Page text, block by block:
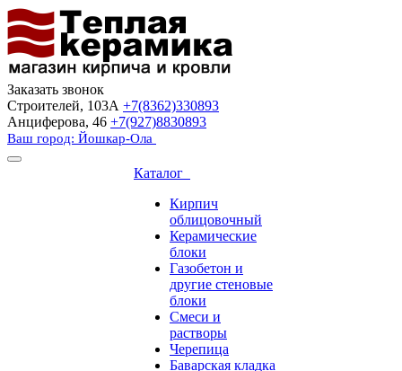
Заказать звонок
Строителей, 103А +7(8362)330893
Анциферова, 46 +7(927)8830893
Ваш город: Йошкар-Ола
Каталог
Кирпич
облицовочный
Керамические
блоки
Газобетон и
другие стеновые
блоки
Смеси и
растворы
Черепица
Баварская кладка